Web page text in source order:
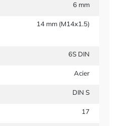
6 mm
14 mm (M14x1.5)
6S DIN
Acier
DIN S
17